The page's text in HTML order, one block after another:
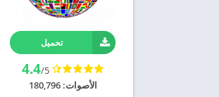
تحميل
4.4/5
الأصوات:180,796